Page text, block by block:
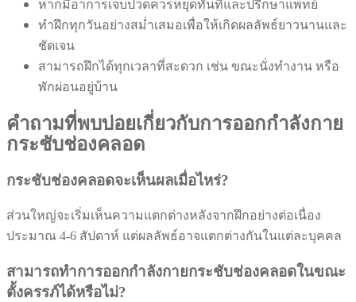
หากมีอาการเจ็บปวดควรหยุดทันทีและปรึกษาแพทย์
ทำฝึกทุกวันอย่างสม่ำเสมอเพื่อให้เกิดผลลัพธ์ยาวนานและ
ชัดเจน
สามารถฝึกได้ทุกเวลาที่สะดวก เช่น ขณะนั่งทำงาน หรือ
พักผ่อนอยู่บ้าน
คำถามที่พบบ่อยเกี่ยวกับการออกกำลังกาย
กระชับช่องคลอด
กระชับช่องคลอดจะเห็นผลเมื่อไหร่?
ส่วนใหญ่จะเริ่มเห็นความแตกต่างหลังจากฝึกอย่างต่อเนื่อง
ประมาณ 4-6 สัปดาห์ แต่ผลลัพธ์อาจแตกต่างกันในแต่ละบุคคล
สามารถทำการออกกำลังกายกระชับช่องคลอดในขณะ
ตั้งครรภ์ได้หรือไม่?